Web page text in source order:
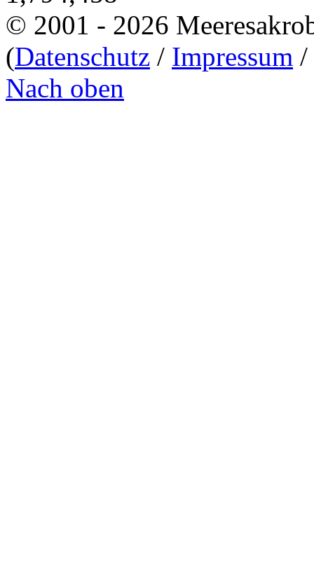
© 2001 - 2026
(Datenschutz / Impressum /
Nach oben